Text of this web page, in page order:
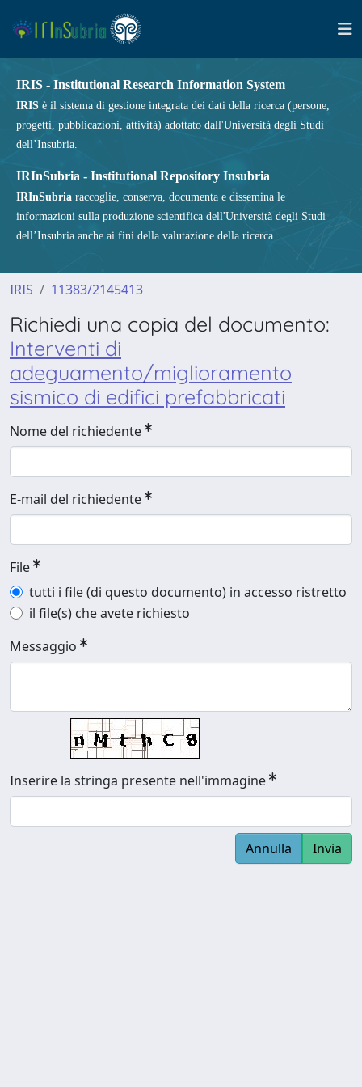
IRIS - Institutional Research Information System
IRIS è il sistema di gestione integrata dei dati della ricerca (persone,
progetti, pubblicazioni, attività) adottato dall'Università degli Studi
dell’Insubria.
IRInSubria - Institutional Repository Insubria
IRInSubria raccoglie, conserva, documenta e dissemina le
informazioni sulla produzione scientifica dell'Università degli Studi
dell’Insubria anche ai fini della valutazione della ricerca.
IRIS 11383/2145413
Richiedi una copia del documento:
Interventi di
adeguamento/miglioramento
sismico di edifici prefabbricati
Nome del richiedente
E-mail del richiedente
File
tutti i file (di questo documento) in accesso ristretto
il file(s) che avete richiesto
Messaggio
Inserire la stringa presente nell'immagine
Annulla Invia